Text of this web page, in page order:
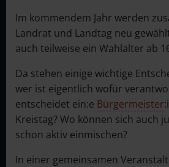
Im kommendem Jahr werden
Landrat und Landtag neu
auch teilweise ein Wahlalter ab
Da stehen einige wichtige
wer ist eigentlich wofür
entscheidet ein:e Bürgermeister
Kreistag? Wo können sich auch
schon aktiv einmischen?
In einer gemeinsamen